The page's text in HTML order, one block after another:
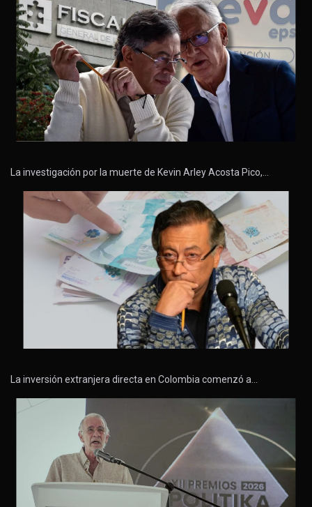
La investigación por la muerte de Kevin Arley Acosta Pico,…
La inversión extranjera directa en Colombia comenzó a…